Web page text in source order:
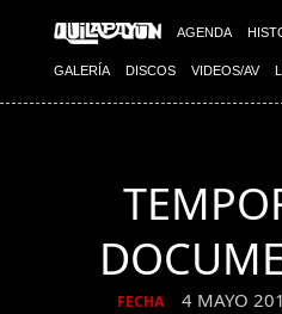
AGENDA
GALERÍA DISCOS VIDEOS/AV
FECHA 4 MAYO